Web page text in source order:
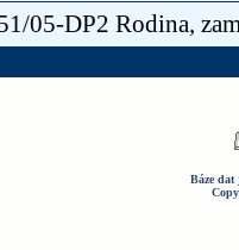
05-DP2 Rodina,
Báze dat